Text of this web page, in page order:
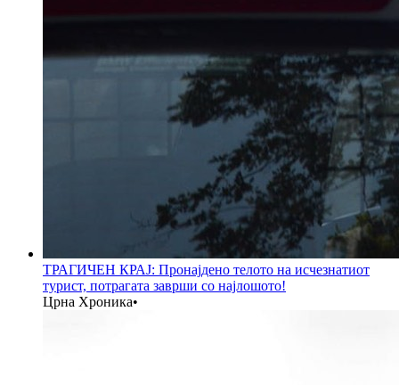
ТРАГИЧЕН КРАЈ: Пронајдено телото на исчезнатиот
турист, потрагата заврши со најлошото!
Црна Хроника•